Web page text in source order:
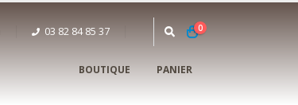
03 82 84 85 37‬ 0
BOUTIQUE PANIER